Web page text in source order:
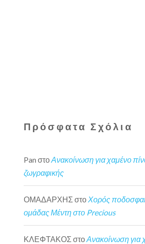
Πρόσφατα Σχόλια
Pan στοΑνακοίνωση για χαμένο
ζωγραφικής
ΟΜΑΔΑΡΧΗΣ στο Χορός
ομάδας Μέντη στο Precious
ΚΛΕΦΤΑΚΟΣ στοΑνακοίνωση για